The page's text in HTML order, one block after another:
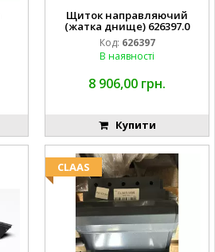
Щиток направляючий
(жатка днище) 626397.0
Код: 626397
В наявності
8 906,00 грн.
Купити
CLAAS